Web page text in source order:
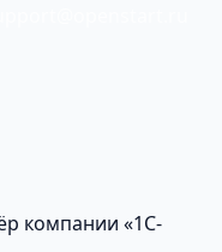
компании «1С-